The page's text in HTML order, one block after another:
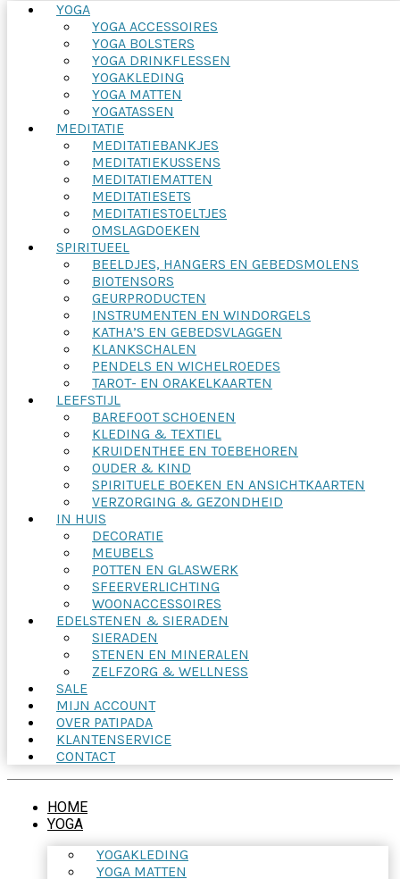
YOGA
YOGA ACCESSOIRES
YOGA BOLSTERS
YOGA DRINKFLESSEN
YOGAKLEDING
YOGA MATTEN
YOGATASSEN
MEDITATIE
MEDITATIEBANKJES
MEDITATIEKUSSENS
MEDITATIEMATTEN
MEDITATIESETS
MEDITATIESTOELTJES
OMSLAGDOEKEN
SPIRITUEEL
BEELDJES, HANGERS EN GEBEDSMOLENS
BIOTENSORS
GEURPRODUCTEN
INSTRUMENTEN EN WINDORGELS
KATHA’S EN GEBEDSVLAGGEN
KLANKSCHALEN
PENDELS EN WICHELROEDES
TAROT- EN ORAKELKAARTEN
LEEFSTIJL
BAREFOOT SCHOENEN
KLEDING & TEXTIEL
KRUIDENTHEE EN TOEBEHOREN
OUDER & KIND
SPIRITUELE BOEKEN EN ANSICHTKAARTEN
VERZORGING & GEZONDHEID
IN HUIS
DECORATIE
MEUBELS
POTTEN EN GLASWERK
SFEERVERLICHTING
WOONACCESSOIRES
EDELSTENEN & SIERADEN
SIERADEN
STENEN EN MINERALEN
ZELFZORG & WELLNESS
SALE
MIJN ACCOUNT
OVER PATIPADA
KLANTENSERVICE
CONTACT
HOME
YOGA
YOGAKLEDING
YOGA MATTEN